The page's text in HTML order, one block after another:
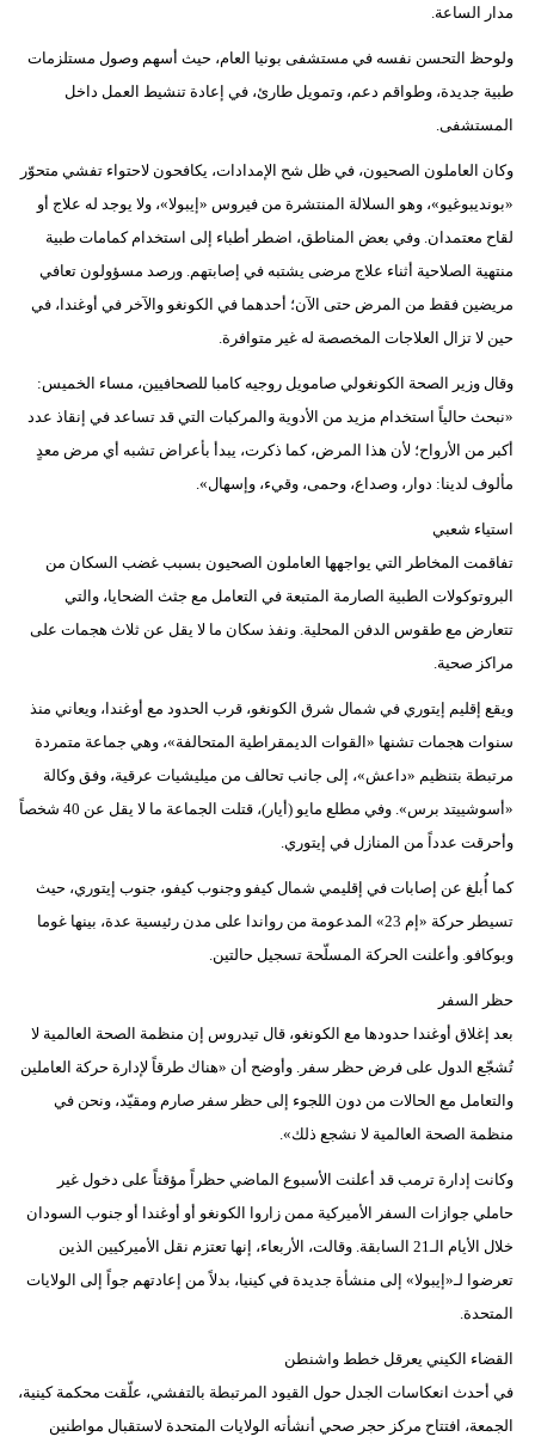
مدار الساعة.
ولوحظ التحسن نفسه في مستشفى بونيا العام، حيث أسهم وصول مستلزمات
طبية جديدة، وطواقم دعم، وتمويل طارئ، في إعادة تنشيط العمل داخل
المستشفى.
وكان العاملون الصحيون، في ظل شح الإمدادات، يكافحون لاحتواء تفشي متحوّر
«بونديبوغيو»، وهو السلالة المنتشرة من فيروس «إيبولا»، ولا يوجد له علاج أو
لقاح معتمدان. وفي بعض المناطق، اضطر أطباء إلى استخدام كمامات طبية
منتهية الصلاحية أثناء علاج مرضى يشتبه في إصابتهم. ورصد مسؤولون تعافي
مريضين فقط من المرض حتى الآن؛ أحدهما في الكونغو والآخر في أوغندا، في
حين لا تزال العلاجات المخصصة له غير متوافرة.
وقال وزير الصحة الكونغولي صامويل روجيه كامبا للصحافيين، مساء الخميس:
«نبحث حالياً استخدام مزيد من الأدوية والمركبات التي قد تساعد في إنقاذ عدد
أكبر من الأرواح؛ لأن هذا المرض، كما ذكرت، يبدأ بأعراض تشبه أي مرض معدٍ
مألوف لدينا: دوار، وصداع، وحمى، وقيء، وإسهال».
استياء شعبي
تفاقمت المخاطر التي يواجهها العاملون الصحيون بسبب غضب السكان من
البروتوكولات الطبية الصارمة المتبعة في التعامل مع جثث الضحايا، والتي
تتعارض مع طقوس الدفن المحلية. ونفذ سكان ما لا يقل عن ثلاث هجمات على
مراكز صحية.
ويقع إقليم إيتوري في شمال شرق الكونغو، قرب الحدود مع أوغندا، ويعاني منذ
سنوات هجمات تشنها «القوات الديمقراطية المتحالفة»، وهي جماعة متمردة
مرتبطة بتنظيم «داعش»، إلى جانب تحالف من ميليشيات عرقية، وفق وكالة
«أسوشييتد برس». وفي مطلع مايو (أيار)، قتلت الجماعة ما لا يقل عن 40 شخصاً
وأحرقت عدداً من المنازل في إيتوري.
كما أُبلغ عن إصابات في إقليمي شمال كيفو وجنوب كيفو، جنوب إيتوري، حيث
تسيطر حركة «إم 23» المدعومة من رواندا على مدن رئيسية عدة، بينها غوما
وبوكافو. وأعلنت الحركة المسلّحة تسجيل حالتين.
حظر السفر
بعد إغلاق أوغندا حدودها مع الكونغو، قال تيدروس إن منظمة الصحة العالمية لا
تُشجّع الدول على فرض حظر سفر. وأوضح أن «هناك طرقاً لإدارة حركة العاملين
والتعامل مع الحالات من دون اللجوء إلى حظر سفر صارم ومقيّد، ونحن في
منظمة الصحة العالمية لا نشجع ذلك».
وكانت إدارة ترمب قد أعلنت الأسبوع الماضي حظراً مؤقتاً على دخول غير
حاملي جوازات السفر الأميركية ممن زاروا الكونغو أو أوغندا أو جنوب السودان
خلال الأيام الـ21 السابقة. وقالت، الأربعاء، إنها تعتزم نقل الأميركيين الذين
تعرضوا لـ«إيبولا» إلى منشأة جديدة في كينيا، بدلاً من إعادتهم جواً إلى الولايات
المتحدة.
القضاء الكيني يعرقل خطط واشنطن
في أحدث انعكاسات الجدل حول القيود المرتبطة بالتفشي، علّقت محكمة كينية،
الجمعة، افتتاح مركز حجر صحي أنشأته الولايات المتحدة لاستقبال مواطنين